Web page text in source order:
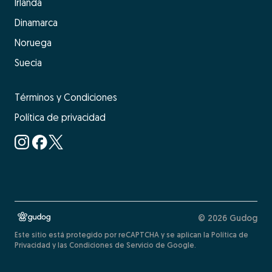
Irlanda
Dinamarca
Noruega
Suecia
Términos y Condiciones
Política de privacidad
© 2026 Gudog
Este sitio está protegido por reCAPTCHA y se aplican la Política de
Privacidad y las Condiciones de Servicio de Google.